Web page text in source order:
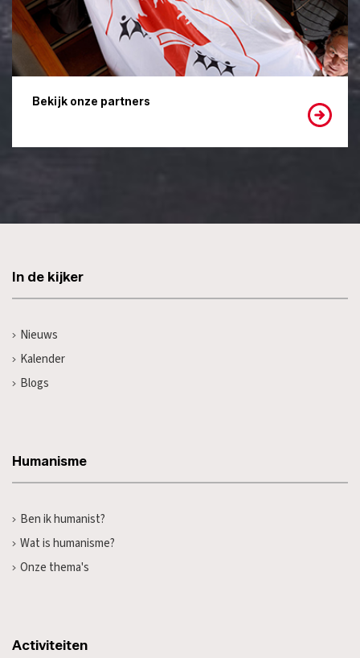
Bekijk onze partners
In de kijker
Nieuws
Kalender
Blogs
Humanisme
Ben ik humanist?
Wat is humanisme?
Onze thema's
Activiteiten